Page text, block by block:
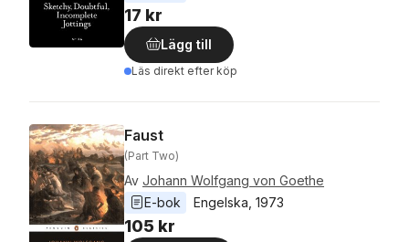
17 kr
Lägg till
Läs direkt efter köp
Faust
(Part Two)
Av Johann Wolfgang von Goethe
E-bok
Engelska 1973
105 kr